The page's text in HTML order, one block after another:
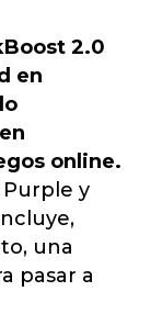
2.0
en
online.
y
una
pasar a